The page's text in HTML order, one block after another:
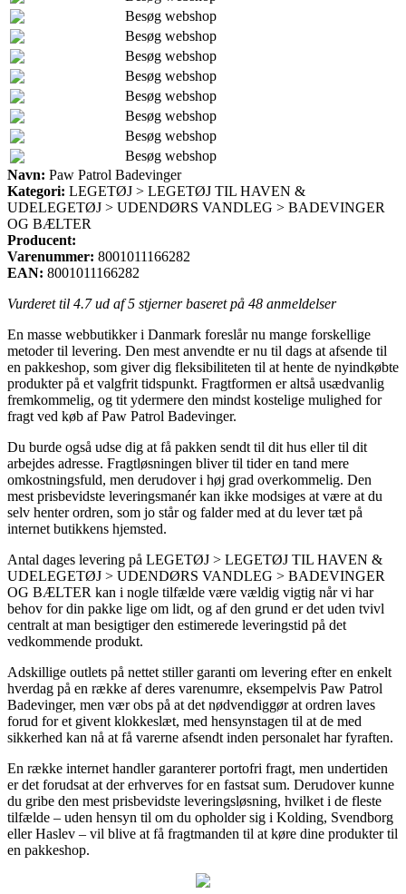
Besøg webshop
Besøg webshop
Besøg webshop
Besøg webshop
Besøg webshop
Besøg webshop
Besøg webshop
Besøg webshop
Navn: Paw Patrol Badevinger
Kategori: LEGETØJ > LEGETØJ TIL HAVEN &
UDELEGETØJ > UDENDØRS VANDLEG > BADEVINGER
OG BÆLTER
Producent:
Varenummer: 8001011166282
EAN: 8001011166282
Vurderet til 4.7ud af 5 stjerner baseret på 48 anmeldelser
En masse webbutikker i Danmark foreslår nu mange forskellige
metoder til levering. Den mest anvendte er nu til dags at afsende til
en pakkeshop, som giver dig fleksibiliteten til at hente de nyindkøbte
produkter på et valgfrit tidspunkt. Fragtformen er altså usædvanlig
fremkommelig, og tit ydermere den mindst kostelige mulighed for
fragt ved køb af Paw Patrol Badevinger.
Du burde også udse dig at få pakken sendt til dit hus eller til dit
arbejdes adresse. Fragtløsningen bliver til tider en tand mere
omkostningsfuld, men derudover i høj grad overkommelig. Den
mest prisbevidste leveringsmanér kan ikke modsiges at være at du
selv henter ordren, som jo står og falder med at du lever tæt på
internet butikkens hjemsted.
Antal dages levering på LEGETØJ > LEGETØJ TIL HAVEN &
UDELEGETØJ > UDENDØRS VANDLEG > BADEVINGER
OG BÆLTER kan i nogle tilfælde være vældig vigtig når vi har
behov for din pakke lige om lidt, og af den grund er det uden tvivl
centralt at man besigtiger den estimerede leveringstid på det
vedkommende produkt.
Adskillige outlets på nettet stiller garanti om levering efter en enkelt
hverdag på en række af deres varenumre, eksempelvis Paw Patrol
Badevinger, men vær obs på at det nødvendiggør at ordren laves
forud for et givent klokkeslæt, med hensynstagen til at de med
sikkerhed kan nå at få varerne afsendt inden personalet har fyraften.
En række internet handler garanterer portofri fragt, men undertiden
er det forudsat at der erhverves for en fastsat sum. Derudover kunne
du gribe den mest prisbevidste leveringsløsning, hvilket i de fleste
tilfælde – uden hensyn til om du opholder sig i Kolding, Svendborg
eller Haslev – vil blive at få fragtmanden til at køre dine produkter til
en pakkeshop.